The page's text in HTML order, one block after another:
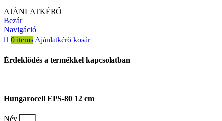
AJÁNLATKÉRŐ
Bezár
Navigáció
0 items Ajánlatkérő kosár
Érdeklődés a termékkel kapcsolatban
Hungarocell EPS-80 12 cm
Név